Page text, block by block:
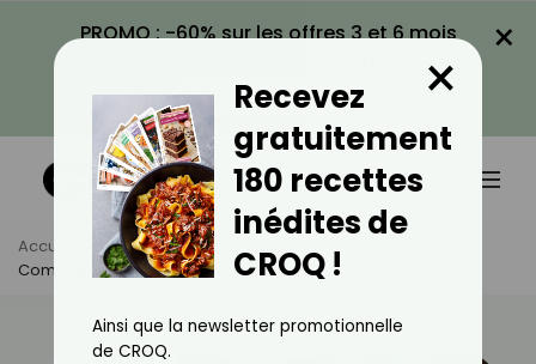
PROMO : -60% sur les offres 3 et 6 mois
VOIR LA PROMO
×
Accueil Actus
Astuces Culinaires
Comment Bien Nettoyer Son Air Fryer ?
Recevez
gratuitement
180 recettes
inédites de
CROQ !
×
Ainsi que la newsletter promotionnelle
de CROQ.